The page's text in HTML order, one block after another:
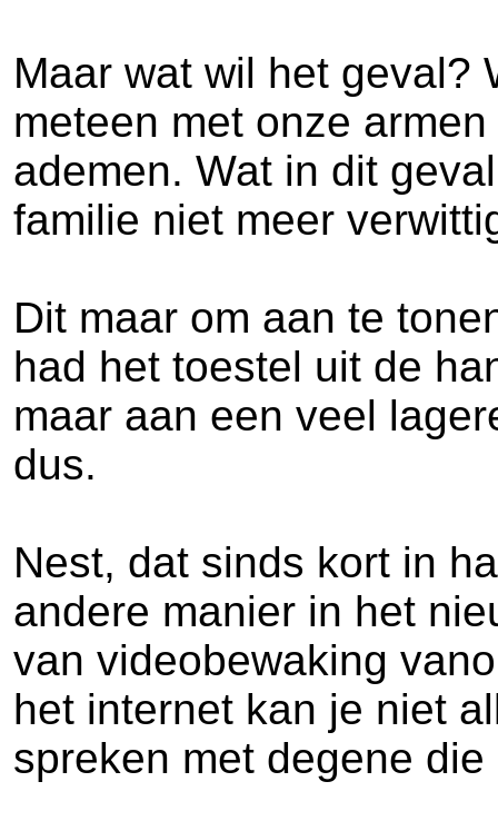
Maar wat wil het geval?
meteen met onze
ademen. Wat in dit
familie niet meer
Dit maar om aan te
had het toestel uit de
maar aan een veel
dus.
Nest, dat sinds kort in
andere manier in het
van videobewaking
het internet kan je niet
spreken met degene